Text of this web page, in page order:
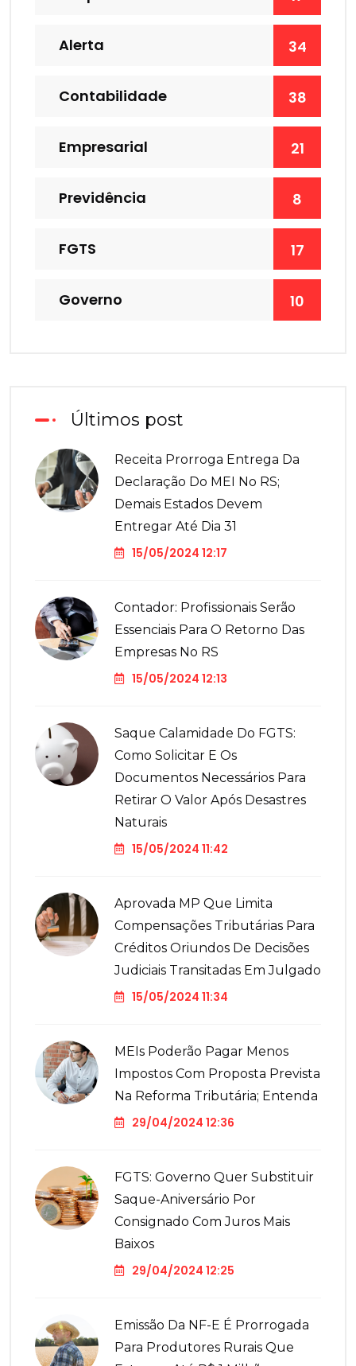
Alerta 34
Contabilidade 38
Empresarial 21
Previdência 8
FGTS 17
Governo 10
Últimos post
Receita Prorroga Entrega Da
Declaração Do MEI No RS;
Demais Estados Devem
Entregar Até Dia 31
15/05/2024 12:17
Contador: Profissionais Serão
Essenciais Para O Retorno Das
Empresas No RS
15/05/2024 12:13
Saque Calamidade Do FGTS:
Como Solicitar E Os
Documentos Necessários Para
Retirar O Valor Após Desastres
Naturais
15/05/2024 11:42
Aprovada MP Que Limita
Compensações Tributárias Para
Créditos Oriundos De Decisões
Judiciais Transitadas Em Julgado
15/05/2024 11:34
MEIs Poderão Pagar Menos
Impostos Com Proposta Prevista
Na Reforma Tributária; Entenda
29/04/2024 12:36
FGTS: Governo Quer Substituir
Saque-Aniversário Por
Consignado Com Juros Mais
Baixos
29/04/2024 12:25
Emissão Da NF-E É Prorrogada
Para Produtores Rurais Que